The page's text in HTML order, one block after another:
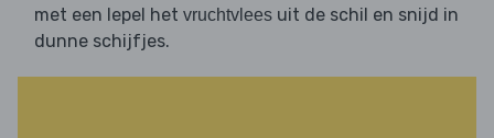
met een lepel het vruchtvlees uit de schil en snijd in
dunne schijfjes.